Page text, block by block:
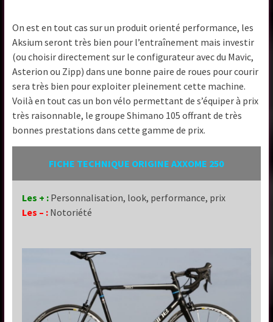
On est en tout cas sur un produit orienté performance, les
Aksium seront très bien pour l’entraînement mais investir
(ou choisir directement sur le configurateur avec du Mavic,
Asterion ou Zipp) dans une bonne paire de roues pour courir
sera très bien pour exploiter pleinement cette machine.
Voilà en tout cas un bon vélo permettant de s’équiper à prix
très raisonnable, le groupe Shimano 105 offrant de très
bonnes prestations dans cette gamme de prix.
FICHE TECHNIQUE ORIGINE AXXOME 250
Les + : Personnalisation, look, performance, prix
Les – : Notoriété